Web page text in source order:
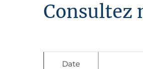
Consultez
Date